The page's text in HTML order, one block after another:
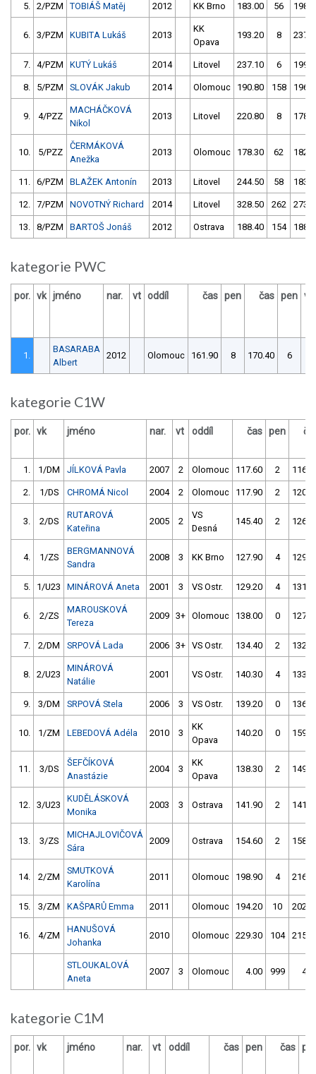
5. 2/PZM TOBIÁŠ Matěj 2012 KK Brno 183.00 56
6. 3/PZM KUBITA Lukáš 2013
KK
Opava
193.20 8
7. 4/PZM KUTÝ Lukáš 2014 Litovel 237.10 6
8. 5/PZM SLOVÁK Jakub 2014 Olomouc 190.80 158
9. 4/PZZ
MACHÁČKOVÁ
Nikol
2013 Litovel 220.80 8
10. 5/PZZ
ČERMÁKOVÁ
Anežka
2013 Olomouc 178.30 62
11. 6/PZM BLAŽEK Antonín 2013 Litovel 244.50 58
12. 7/PZM NOVOTNÝ Richard 2014 Litovel 328.50 262
13. 8/PZM BARTOŠ Jonáš 2012 Ostrava 188.40 154
kategorie PWC
por. vk jméno nar. vt oddíl čas pen čas pen
1.
BASARABA
Albert
2012 Olomouc 161.90 8 170.40 6
kategorie C1W
por. vk jméno nar. vt oddíl čas pen
1. 1/DM JÍLKOVÁ Pavla 2007 2 Olomouc 117.60 2
2. 1/DS CHROMÁ Nicol 2004 2 Olomouc 117.90 2
3. 2/DS
RUTAROVÁ
Kateřina
2005 2
VS
Desná
145.40 2
4. 1/ZS
BERGMANNOVÁ
Sandra
2008 3 KK Brno 127.90 4
5. 1/U23 MINÁROVÁ Aneta 2001 3 VS Ostr. 129.20 4
6. 2/ZS
MAROUSKOVÁ
Tereza
2009 3+ Olomouc 138.00 0
7. 2/DM SRPOVÁ Lada 2006 3+ VS Ostr. 134.40 2
8. 2/U23
MINÁROVÁ
Natálie
2001 VS Ostr. 140.30 4
9. 3/DM SRPOVÁ Stela 2006 3 VS Ostr. 139.20 0
10. 1/ZM LEBEDOVÁ Adéla 2010 3
KK
Opava
140.20 0
11. 3/DS
ŠEFČÍKOVÁ
Anastázie
2004 3
KK
Opava
138.30 2
12. 3/U23
KUDĚLÁSKOVÁ
Monika
2003 3 Ostrava 141.90 2
13. 3/ZS
MICHAJLOVIČOVÁ
Sára
2009 Ostrava 154.60 2
14. 2/ZM
SMUTKOVÁ
Karolína
2011 Olomouc 198.90 4
15. 3/ZM KAŠPARŮ Emma 2011 Olomouc 194.20 10
16. 4/ZM
HANUŠOVÁ
Johanka
2010 Olomouc 229.30 104
STLOUKALOVÁ
Aneta
2007 3 Olomouc 4.00 999
kategorie C1M
por. vk jméno nar. vt oddíl čas pen čas